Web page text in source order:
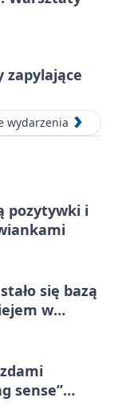
zapylające
wydarzenia
pozytywki i
się bazą
w
sense”